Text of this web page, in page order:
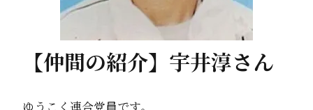
【仲間の紹介】宇井淳さん
ゆうこく連合党員です。